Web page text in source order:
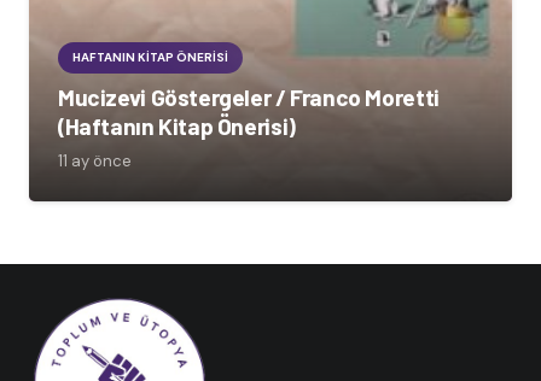
HAFTANIN KITAP ÖNERISI
Mucizevi Göstergeler / Franco Moretti
(Haftanın Kitap Önerisi)
11 ay önce